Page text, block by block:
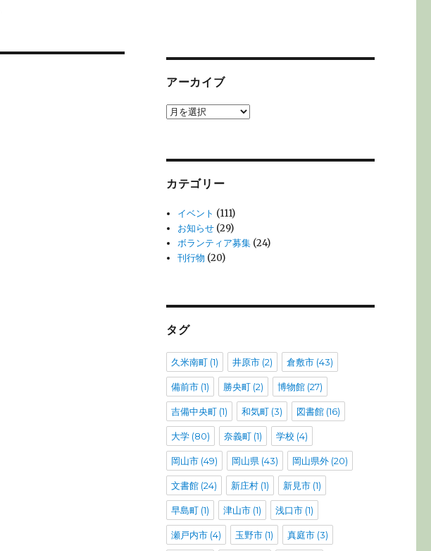
アーカイブ
ア
イ
カテゴリー
イベント (111)
お知らせ (29)
ボランティア募集 (24)
刊行物 (20)
タグ
久米南町(1) 井原市(2) 倉敷市(43)
備前市(1) 勝央町(2) 博物館(27)
吉備中央町(1) 和気町(3) 図書館(16)
大学(80) 奈義町(1) 学校 (4)
岡山市(49) 岡山県(43) 岡山県外(20)
文書館(24) 新庄村(1) 新見市(1)
早島町(1) 津山市(1) 浅口市(1)
瀬戸内市(4) 玉野市(1) 真庭市(3)